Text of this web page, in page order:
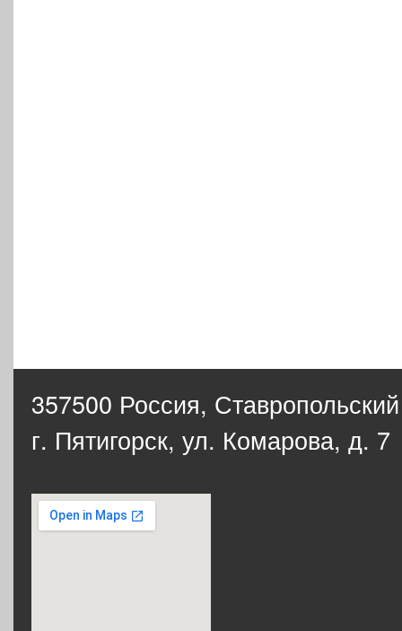
357500 Россия,
г. Пятигорск, ул. Комарова, д. 7